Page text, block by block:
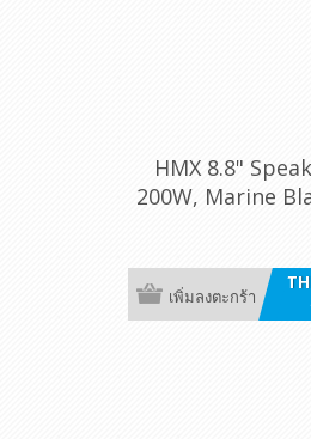
HMX 8.8"
200W, Marine
เพิ่มลงตะกร้า